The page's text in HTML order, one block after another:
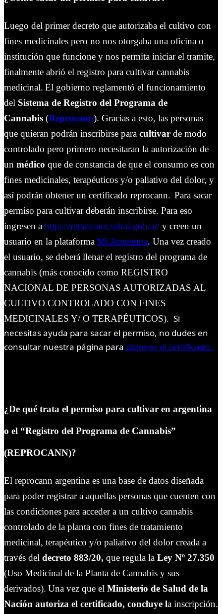
Luego del primer decreto que autorizaba el cultivo con
fines medicinales pero no nos otorgaba una oficina o
institución que funcione y nos permita iniciar el tramite,
finalmente abrió el registro para cultivar cannabis
medicinal. El gobierno reglamentó el funcionamiento
del Sistema de Registro del Programa de
Cannabis (Reprocann). Gracias a esto, las personas
que quieran podrán inscribirse para cultivar de modo
controlado pero primero necesitaran la autorización de
un médico que de constancia de que el consumo es con
fines medicinales, terapéuticos y/o paliativo del dolor, y
así podrán obtener un certificado reprocann. Para sacar
permiso para cultivar deberán inscribirse. Para eso
ingresen a https://reprocann.salud.gob.ar/y creen un
usuario en la plataforma Mi Argentina. Una vez creado
el usuario, se deberá llenar el registro del programa de
cannabis (más conocido como REGISTRO
NACIONAL DE PERSONAS AUTORIZADAS AL
CULTIVO CONTROLADO CON FINES
MEDICINALES Y/ O TERAPÉUTICOS). Si
necesitas ayuda para sacar el permiso, no dudes en
consultar nuestra página para obtener el certificado.
¿De qué trata el permiso para cultivar en argentina
o el “Registro del Programa de Cannabis”
(REPROCANN)?
El reprocann argentina es una base de datos diseñada
para poder registrar a aquellas personas que cuenten con
las condiciones para acceder a un cultivo cannabis
controlado de la planta con fines de tratamiento
medicinal, terapéutico y/o paliativo del dolor creada a
través del decreto 883/20, que regula la Ley Nº 27.350
(Uso Medicinal de la Planta de Cannabis y sus
derivados). Una vez que el Ministerio de Salud de la
Nación autoriza el certificado, concluye la inscripción.